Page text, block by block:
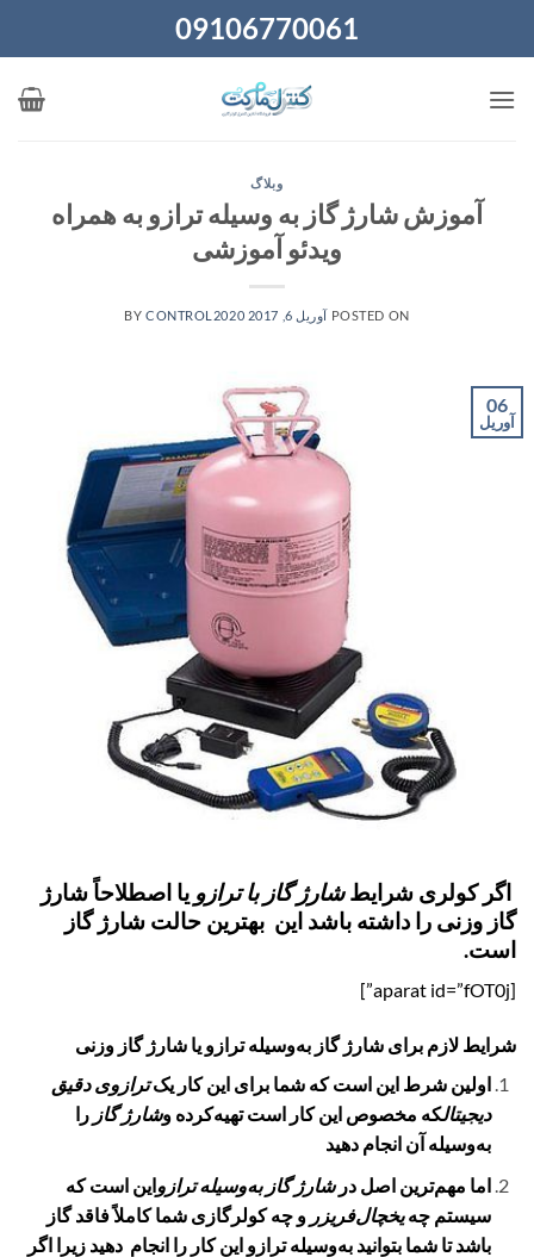
09106770061
وبلاگ
آموزش شارژ گاز به وسیله ترازو به همراه
ویدئو آموزشی
POSTED ON آوریل 6, 2017 BYCONTROL2020
06
آوریل
اگر کولری شرایطشارژ گاز با ترازو یا اصطلاحاًشارژ
گاز وزنی را داشته باشد این بهترین حالت شارژ گاز
است.
[aparat id=”fOT0j”]
شرایط لازم برای شارژ گاز به‌وسیله ترازو یا شارژ گاز وزنی
اولین شرط این است که شما برای این کار یکترازوی دقیق
دیجیتالکه مخصوص این کار است تهیه‌کرده وشارژ گاز را
به‌وسیله آن انجام دهید
اما مهم‌ترین اصل درشارژ گاز به‌وسیله ترازواین است که
سیستم چهیخچال‌فریزر و چه کولرگازی شما کاملاً فاقد گاز
باشد تا شما بتوانید به‌وسیله ترازو این کار را انجام دهید زیرا اگر